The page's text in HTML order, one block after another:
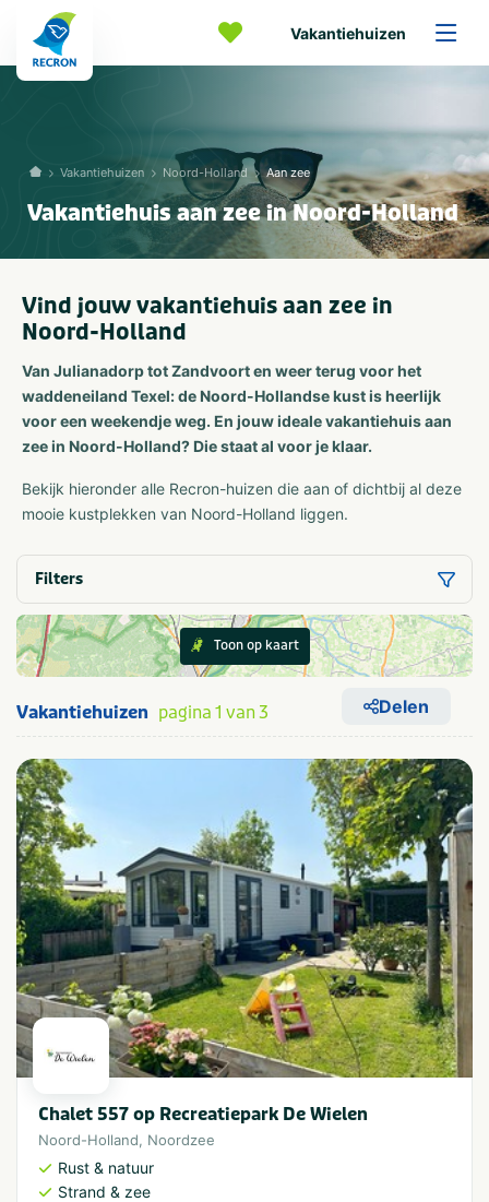
Vakantiehuizen
Vakantiehuizen Noord-Holland Aan zee
Vakantiehuis aan zee in Noord-Holland
Vind jouw vakantiehuis aan zee in
Noord-Holland
Van Julianadorp tot Zandvoort en weer terug voor het
waddeneiland Texel: de Noord-Hollandse kust is heerlijk
voor een weekendje weg. En jouw ideale vakantiehuis aan
zee in Noord-Holland? Die staat al voor je klaar.
Bekijk hieronder alle Recron-huizen die aan of dichtbij al deze
mooie kustplekken van Noord-Holland liggen.
Filters
Toon op kaart
Vakantiehuizen pagina 1 van 3 Delen
Chalet 557 op Recreatiepark De Wielen
Noord-Holland, Noordzee
Rust & natuur
Strand & zee